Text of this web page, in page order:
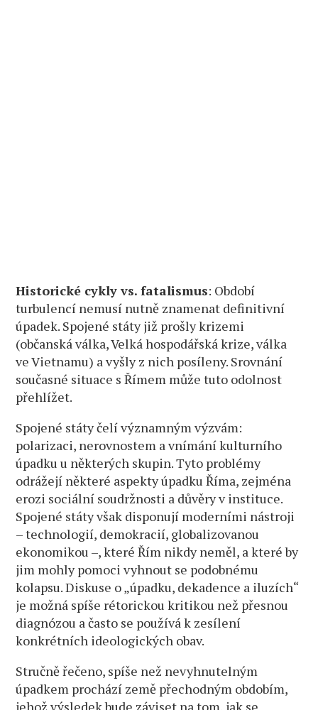
Historické cykly vs. fatalismus: Období
turbulencí nemusí nutně znamenat definitivní
úpadek. Spojené státy již prošly krizemi
(občanská válka, Velká hospodářská krize, válka
ve Vietnamu) a vyšly z nich posíleny. Srovnání
současné situace s Římem může tuto odolnost
přehlížet.
Spojené státy čelí významným výzvám:
polarizaci, nerovnostem a vnímání kulturního
úpadku u některých skupin. Tyto problémy
odrážejí některé aspekty úpadku Říma, zejména
erozi sociální soudržnosti a důvěry v instituce.
Spojené státy však disponují moderními nástroji
– technologií, demokracií, globalizovanou
ekonomikou –, které Řím nikdy neměl, a které by
jim mohly pomoci vyhnout se podobnému
kolapsu. Diskuse o „úpadku, dekadence a iluzích“
je možná spíše rétorickou kritikou než přesnou
diagnózou a často se používá k zesílení
konkrétních ideologických obav.
Stručně řečeno, spíše než nevyhnutelným
úpadkem prochází země přechodným obdobím,
jehož výsledek bude záviset na tom, jak se